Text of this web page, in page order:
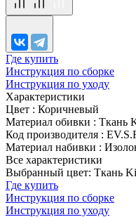
Где купить
Инструкция по сборке
Инструкция по уходу
Характеристики
Цвет : Коричневый
Материал обивки : Ткань
Код производителя :
Материал набивки :
Все характеристики
Выбранный цвет: Ткань
Где купить
Инструкция по сборке
Инструкция по уходу